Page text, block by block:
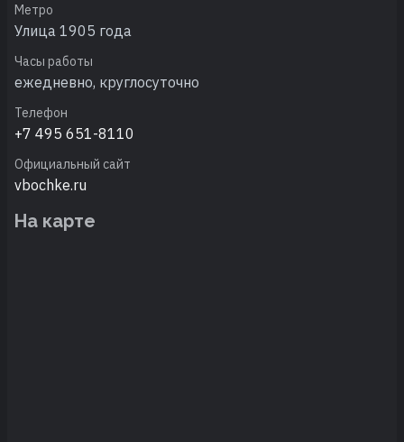
Метро
Улица 1905 года
Часы работы
ежедневно, круглосуточно
Телефон
+7 495 651-8110
Официальный сайт
vbochke.ru
На карте